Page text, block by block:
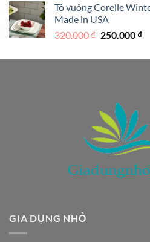
là:
390.000 ₫.
Tô vuông Corelle
Made in USA
320.000₫ Giá
là:
250.000 ₫Giá
GIA DỤNG NHỎ